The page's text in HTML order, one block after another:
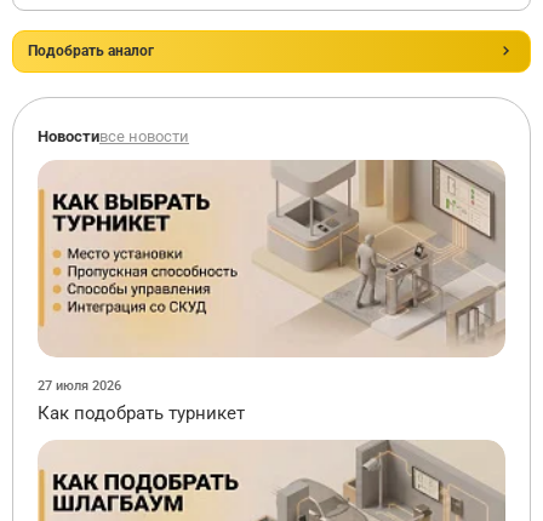
Подобрать аналог
Новостивсе новости
27 июля 2026
Как подобрать турникет